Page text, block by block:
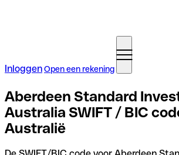
InloggenOpen een rekening
Aberdeen Standard
Australia SWIFT / BIC
Australië